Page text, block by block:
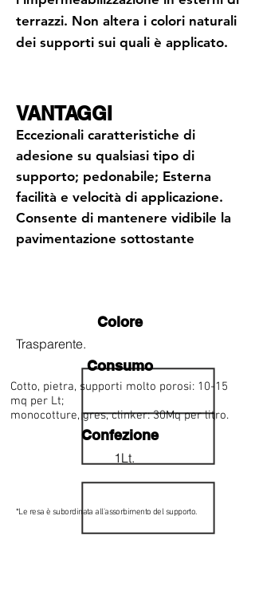
terrazzi. Non altera i colori naturali
dei supporti sui quali è applicato.
VANTAGGI
Eccezionali caratteristiche di
adesione su qualsiasi tipo di
supporto; pedonabile; Esterna
facilità e velocità di applicazione.
Consente di mantenere vidibile la
pavimentazione sottostante
Colore
Trasparente.
Consumo
Cotto, pietra, supporti molto porosi: 10-15
mq per Lt;
monocotture, gres, clinker: 30Mq per litro.
Confezione
1Lt.
*Le resa è subordinata all'assorbimento del supporto.